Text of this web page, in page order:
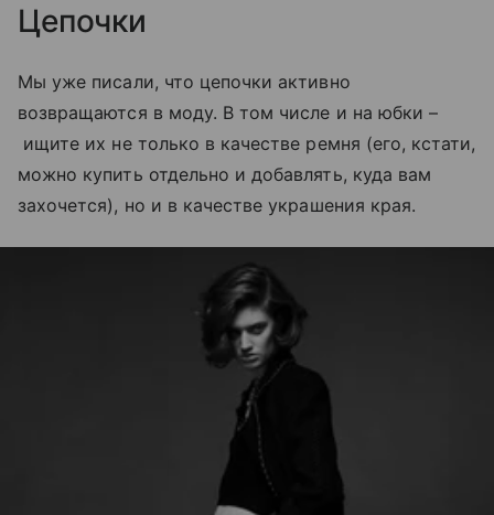
Цепочки
Мы уже писали, что цепочки активно
возвращаются в моду. В том числе и на юбки –
ищите их не только в качестве ремня (его, кстати,
можно купить отдельно и добавлять, куда вам
захочется), но и в качестве украшения края.